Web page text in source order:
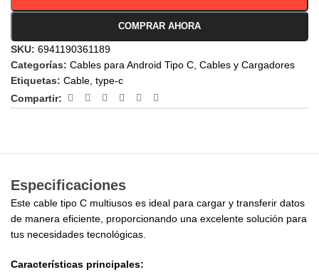
COMPRAR AHORA
SKU: 6941190361189
Categorías: Cables para Android Tipo C, Cables y Cargadores
Etiquetas: Cable, type-c
Compartir:
Especificaciones
Este cable tipo C multiusos es ideal para cargar y transferir datos
de manera eficiente, proporcionando una excelente solución para
tus necesidades tecnológicas.
Características principales: